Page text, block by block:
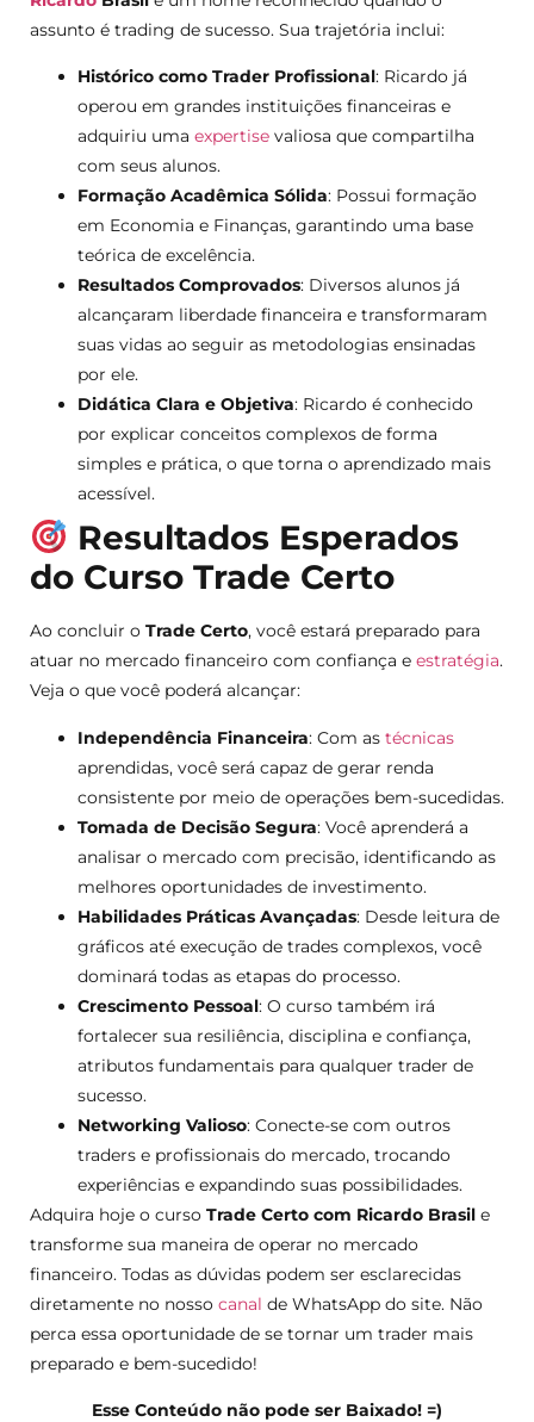
assunto é trading de sucesso. Sua trajetória inclui:
Histórico como Trader Profissional: Ricardo já
operou em grandes instituições financeiras e
adquiriu uma expertise valiosa que compartilha
com seus alunos.
Formação Acadêmica Sólida: Possui formação
em Economia e Finanças, garantindo uma base
teórica de excelência.
Resultados Comprovados: Diversos alunos já
alcançaram liberdade financeira e transformaram
suas vidas ao seguir as metodologias ensinadas
por ele.
Didática Clara e Objetiva: Ricardo é conhecido
por explicar conceitos complexos de forma
simples e prática, o que torna o aprendizado mais
acessível.
Resultados Esperados
do Curso Trade Certo
Ao concluir o Trade Certo, você estará preparado para
atuar no mercado financeiro com confiança e estratégia.
Veja o que você poderá alcançar:
Independência Financeira: Com as técnicas
aprendidas, você será capaz de gerar renda
consistente por meio de operações bem-sucedidas.
Tomada de Decisão Segura: Você aprenderá a
analisar o mercado com precisão, identificando as
melhores oportunidades de investimento.
Habilidades Práticas Avançadas: Desde leitura de
gráficos até execução de trades complexos, você
dominará todas as etapas do processo.
Crescimento Pessoal: O curso também irá
fortalecer sua resiliência, disciplina e confiança,
atributos fundamentais para qualquer trader de
sucesso.
Networking Valioso: Conecte-se com outros
traders e profissionais do mercado, trocando
experiências e expandindo suas possibilidades.
Adquira hoje o curso Trade Certo com Ricardo Brasil e
transforme sua maneira de operar no mercado
financeiro. Todas as dúvidas podem ser esclarecidas
diretamente no nosso canal de WhatsApp do site. Não
perca essa oportunidade de se tornar um trader mais
preparado e bem-sucedido!
Esse Conteúdo não pode ser Baixado! =)